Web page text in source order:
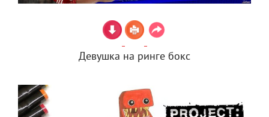
Девушка на ринге бокс